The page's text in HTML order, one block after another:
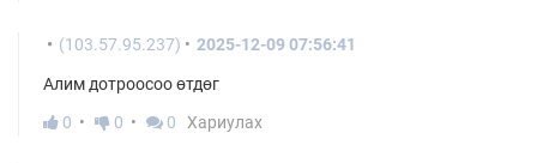
(103.57.95.237) 2025-12-09 07:56:41
Алим дотроосоо өтдөг
0
0 0 Хариулах